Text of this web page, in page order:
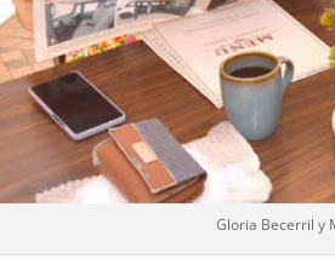
Gloria Becerril y